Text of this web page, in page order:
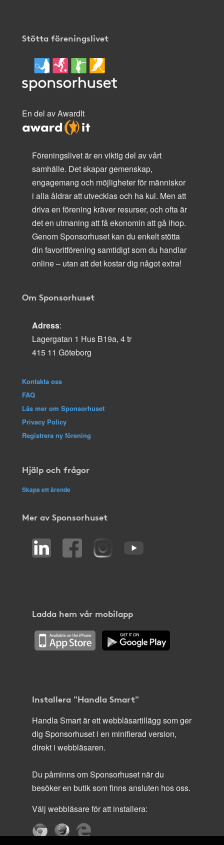
Stötta föreningslivet
En del av AwardIt
Föreningslivet är en viktig del av vårt
samhälle. Det skapar gemenskap,
engagemang och möjligheter för människor
i alla åldrar att utvecklas och ha kul. Men att
driva en förening kräver resurser, och ofta är
det en utmaning att få ekonomin att gå ihop.
Genom Sponsorhuset kan du enkelt stötta
din favoritförening samtidigt som du handlar
online – utan att det kostar dig något extra!
Om Sponsorhuset
Adress:
Lagergatan 1 Hus B19a, 4 tr
415 11 Göteborg
Kontakta oss
FAQ
Läs mer om Sponsorhuset
Privacy Policy
Registrera ny förening
Hjälp och frågor
Skapa ett ärende
Mer av Sponsorhuset
Ladda hem vår mobilapp
Installera "Handla Smart"
Handla Smart är ett webbläsartillägg som ger
dig Sponsorhuset i en minifierad version,
direkt i webbläsaren.
Du påminns om Sponsorhuset när du
besöker en butik som finns ansluten hos oss.
Välj webbläsare för att installera: